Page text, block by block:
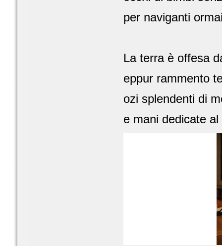
per naviganti
La terra è offesa
eppur rammento
ozi splendenti di
e mani dedicate